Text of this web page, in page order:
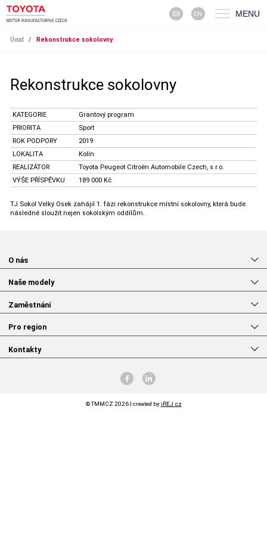
EN MENU
Úvod / Rekonstrukce sokolovny
Rekonstrukce sokolovny
KATEGORIE
Grantový program
PRIORITA
Sport
ROK PODPORY
2019
LOKALITA
Kolín
REALIZÁTOR
Toyota Peugeot Citroën Automobile Czech, s.r.o.
VÝŠE PŘÍSPĚVKU
189 000 Kč
TJ Sokol Velký Osek zahájil 1. fázi rekonstrukce místní sokolovny, která bude
následně sloužit nejen sokolským oddílům.
O nás
Naše modely
Zaměstnání
Pro region
Kontakty
© TMMCZ 2026 | created byiREJ.cz